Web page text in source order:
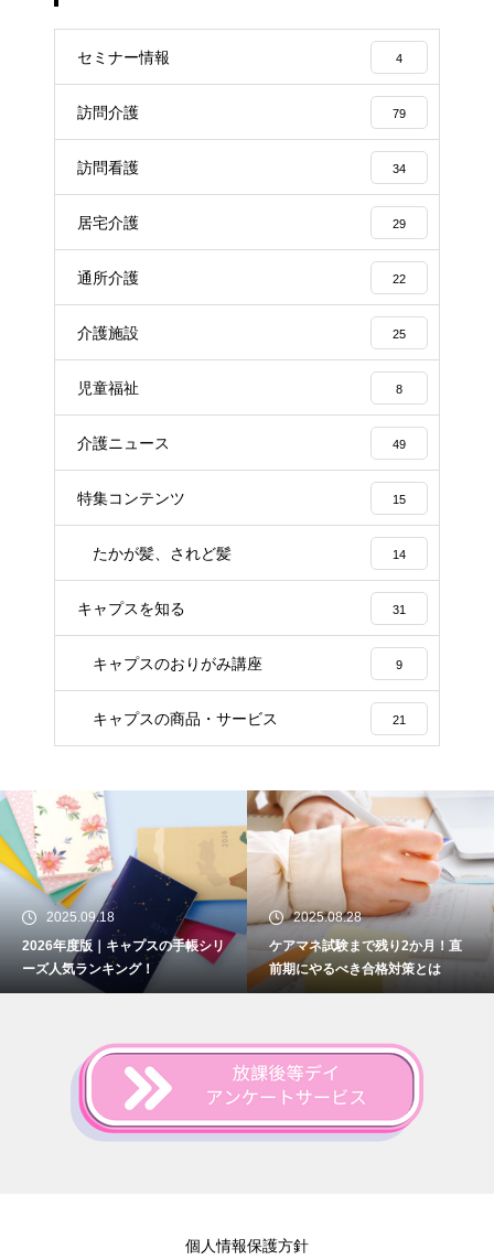
セミナー情報 4
訪問介護 79
訪問看護 34
居宅介護 29
通所介護 22
介護施設 25
児童福祉 8
介護ニュース 49
特集コンテンツ 15
たかが髪、されど髪 14
キャプスを知る 31
キャプスのおりがみ講座 9
キャプスの商品・サービス 21
2025.09.18
2026年度版｜キャプスの手帳シリ
ーズ人気ランキング！
2025.08.28
ケアマネ試験まで残り2か月！直
前期にやるべき合格対策とは
個人情報保護方針